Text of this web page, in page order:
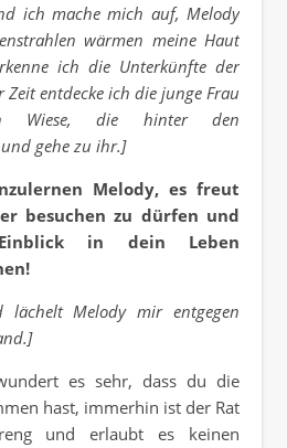
ich mache mich auf, Melody
wärmen meine Haut
ich die Unterkünfte der
entdecke ich die junge Frau
Wiese, die hinter den
gehe zu ihr.]
Melody, es freut
besuchen zu dürfen und
in dein Leben
lächelt Melody mir entgegen
es sehr, dass du die
hast, immerhin ist der Rat
und erlaubt es keinen